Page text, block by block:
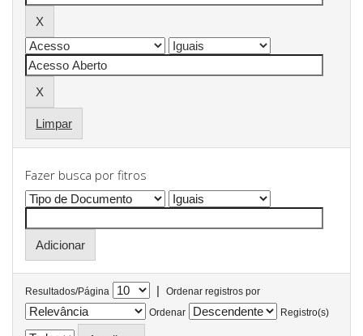
Limpar
Fazer busca por fitros
Resultados/Página |
Ordenar registros por
Ordenar
Registro(s)